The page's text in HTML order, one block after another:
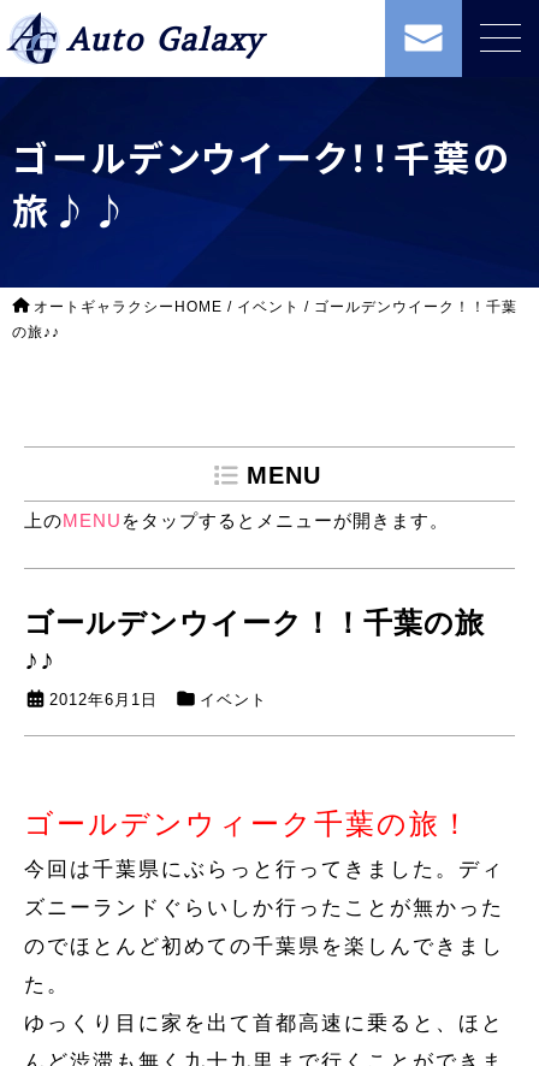
Auto Galaxy
ゴールデンウイーク！！千葉の
旅♪♪
オートギャラクシーHOME / イベント / ゴールデンウイーク！！千葉
の旅♪♪
MENU
上のMENU をタップするとメニューが開きます。
ゴールデンウイーク！！千葉の旅
♪♪
2012年6月1日 イベント
ゴールデンウィーク千葉の旅！
今回は千葉県にぶらっと行ってきました。ディ
ズニーランドぐらいしか行ったことが無かった
のでほとんど初めての千葉県を楽しんできまし
た。
ゆっくり目に家を出て首都高速に乗ると、ほと